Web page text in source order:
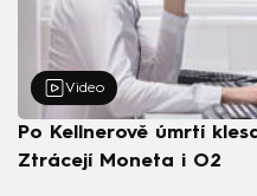
Video
Po Kellnerově úmrtí
Ztrácejí Moneta i O2